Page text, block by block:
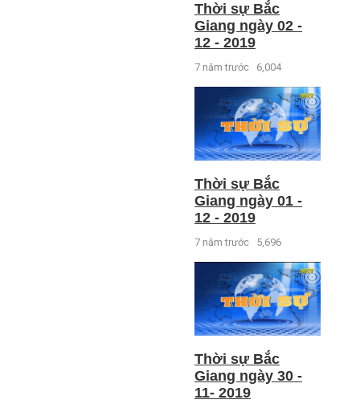
Thời sự Bắc
Giang ngày 02 -
12 - 2019
7 năm trước 6,004
Thời sự Bắc
Giang ngày 01 -
12 - 2019
7 năm trước 5,696
Thời sự Bắc
Giang ngày 30 -
11- 2019